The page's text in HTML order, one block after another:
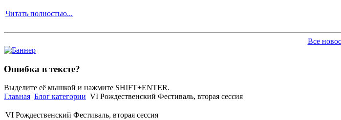
Читать полностью...
Все
Ошибка в тексте?
Выделите её мышкой и нажмите SHIFT+ENTER.
Главная Блог категории VI Рождественский Фестиваль, вторая сессия
VI Рождественский Фестиваль, вторая сессия